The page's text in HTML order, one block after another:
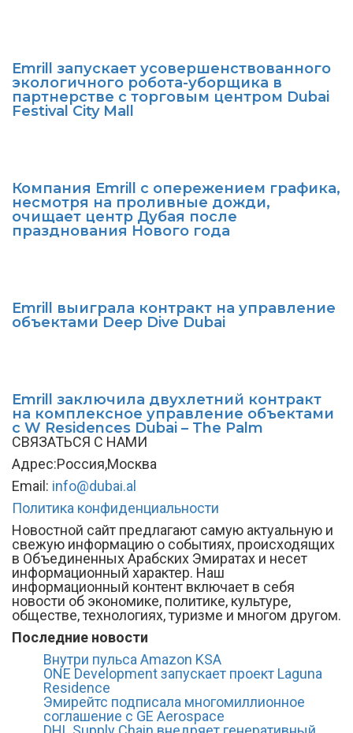
Emrill запускает усовершенствованного
экологичного робота-уборщика в
партнерстве с торговым центром Dubai
Festival City Mall
Компания Emrill с опережением графика,
несмотря на проливные дожди,
очищает центр Дубая после
празднования Нового года
Emrill выиграла контракт на управление
объектами Deep Dive Dubai
Emrill заключила двухлетний контракт
на комплексное управление объектами
с W Residences Dubai – The Palm
СВЯЗАТЬСЯ С НАМИ
Адрес:Россия,Москва
Email: info@dubai.al
Политика конфиденциальности
Новостной сайт предлагают самую актуальную и
свежую информацию о событиях, происходящих
в Объединенных Арабских Эмиратах и несет
информационный характер. Наш
информационный контент включает в себя
новости об экономике, политике, культуре,
обществе, технологиях, туризме и многом другом.
Последние новости
Внутри пульса Amazon KSA
ONE Development запускает проект Laguna
Residence
Эмирейтс подписала многомиллионное
соглашение с GE Aerospace